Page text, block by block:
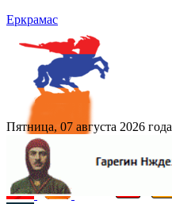
Еркрамас
Пятница, 07 августа 2026 года